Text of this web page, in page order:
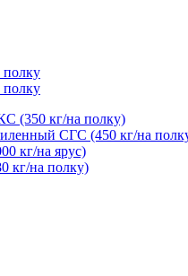
полку
полку
(350 кг/на полку)
СГС (450 кг/на
кг/на ярус)
кг/на полку)